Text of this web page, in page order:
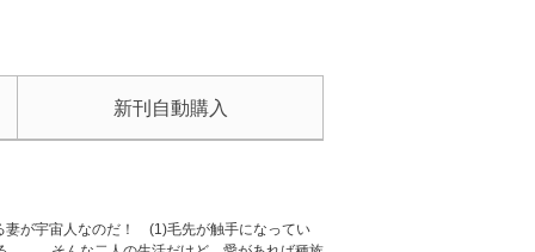
新刊自動購入
妻が宇宙人なのだ！ (1)毛先が触手になってい